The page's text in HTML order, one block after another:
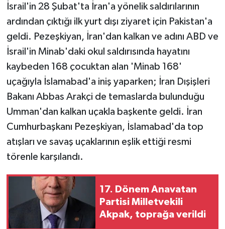
İsrail'in 28 Şubat'ta İran'a yönelik saldırılarının
ardından çıktığı ilk yurt dışı ziyaret için Pakistan'a
geldi. Pezeşkiyan, İran'dan kalkan ve adını ABD ve
İsrail'in Minab'daki okul saldırısında hayatını
kaybeden 168 çocuktan alan 'Minab 168'
uçağıyla İslamabad'a iniş yaparken; İran Dışişleri
Bakanı Abbas Arakçi de temaslarda bulunduğu
Umman'dan kalkan uçakla başkente geldi. İran
Cumhurbaşkanı Pezeşkiyan, İslamabad'da top
atışları ve savaş uçaklarının eşlik ettiği resmi
törenle karşılandı.
17. Dönem Anavatan
Partisi Milletvekili
Akpak, toprağa verildi